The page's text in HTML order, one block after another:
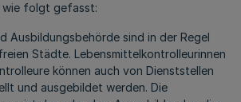
wie folgt gefasst:
Ausbildungsbehörde sind in der Regel
Städte. Lebensmittelkontrolleurinnen
können auch von Dienststellen
und ausgebildet werden. Die